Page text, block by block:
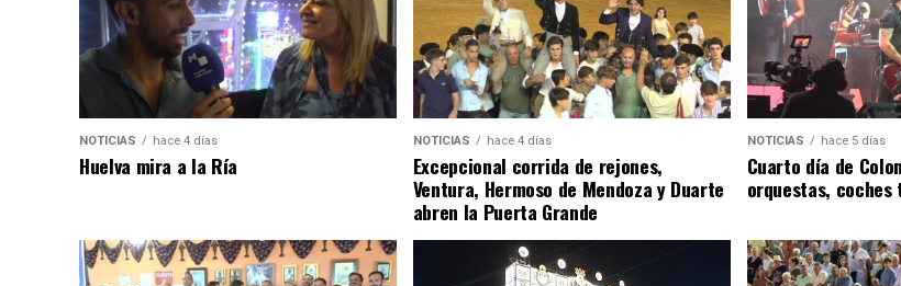
NOTICIAS hace 4 días
Huelva mira a la Ría
NOTICIAS hace 4 días
Excepcional corrida de rejones,
Ventura, Hermoso de Mendoza y Duarte
abren la Puerta Grande
NOTICIAS hace 5 días
Cuarto día de
orquestas,